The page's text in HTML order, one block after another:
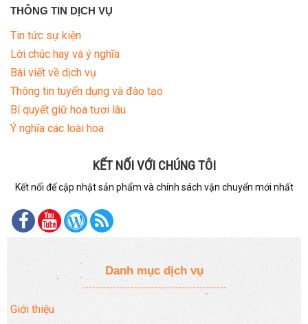
THÔNG TIN DỊCH VỤ
Tin tức sự kiện
Lời chúc hay và ý nghĩa
Bài viết về dịch vụ
Thông tin tuyển dụng và đào tạo
Bí quyết giữ hoa tươi lâu
Ý nghĩa các loài hoa
KẾT NỐI VỚI CHÚNG TÔI
Kết nối để cập nhật sản phẩm và chính sách vận chuyển mới nhất
Danh mục dịch vụ
Giới thiệu